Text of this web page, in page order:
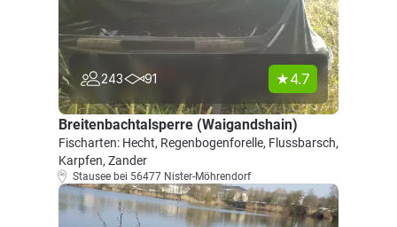
243 91 4.7
Breitenbachtalsperre (Waigandshain)
Fischarten: Hecht, Regenbogenforelle, Flussbarsch,
Karpfen, Zander
Stausee bei 56477 Nister-Möhrendorf